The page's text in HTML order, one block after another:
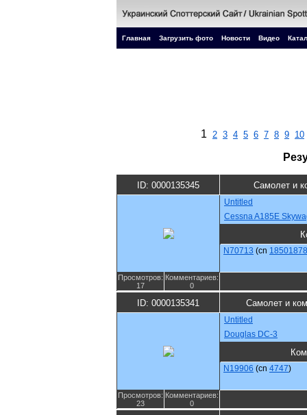
Главная Загрузить фото Новости Видео
1 2 3 4 5 6 7 8 9 10
ID: 0000135345 Самолет и
Untitled
Cessna A185E
N70713 (cn 18501878
Просмотров:
17
Комментариев:
0
ID: 0000135341 Самолет и
Untitled
Douglas DC-3
N19906 (cn 4747)
Просмотров:
23
Комментариев:
0